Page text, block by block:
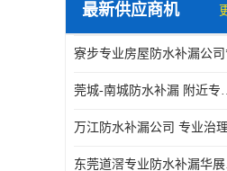
最新供应商机
莞城-南城防水补漏 附
东莞